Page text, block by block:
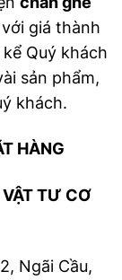
giá thành
Quý khách
sản phẩm,
khách.
HÀNG
TƯ CƠ
Ngãi Cầu,